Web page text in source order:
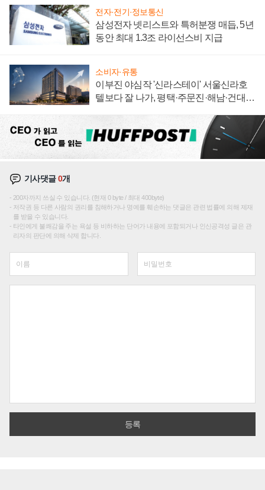
전자·전기·정보통신
삼성전자 넷리스트와 특허분쟁 매듭, 5년
동안 최대 1.3조 라이선스비 지급
소비자·유통
이부진 야심작 '신라스테이' 서울신라호
텔보다 잘 나가, 평택·주문진·해남·건대로
기사댓글0개
200자까지 쓰실 수 있습니다. (현재 0 byte / 최대 400byte)
저작권 등 다른 사람의 권리를 침해하거나 명예를 훼손하는 댓글은 관련 법률에 의해 제재
를 받을 수 있습니다.
타인에게 불쾌감을 주는 욕설 등 비하하는 단어가 내용에 포함되거나 인신공격성 글은 관
리자의 판단에 의해 삭제 합니다.